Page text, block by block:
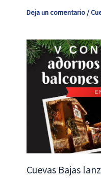
Deja un comentario/
Cuevas Bajas